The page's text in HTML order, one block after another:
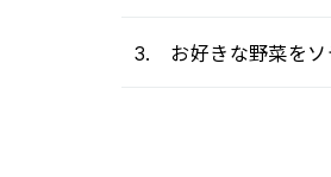
3. お好きな野菜をソ